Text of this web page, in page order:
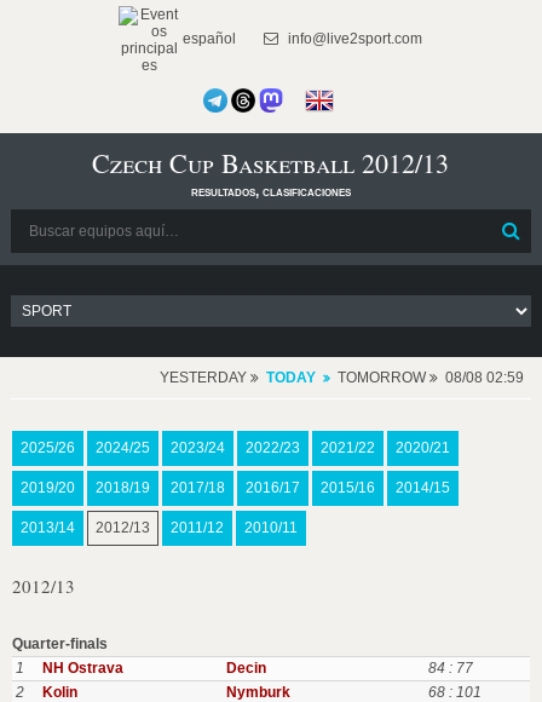
español info@live2sport.com
Czech Cup Basketball 2012/13
resultados, clasificaciones
YESTERDAY TODAY TOMORROW 08/08 02:59
2025/26 2024/25 2023/24 2022/23 2021/22 2020/21
2019/20 2018/19 2017/18 2016/17 2015/16 2014/15
2013/14 2012/13 2011/12 2010/11
2012/13
Quarter-finals
1
NH Ostrava Decin
84 : 77
2
Kolin Nymburk
68 : 101